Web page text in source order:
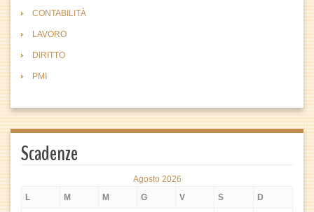
CONTABILITÀ
LAVORO
DIRITTO
PMI
Scadenze
Agosto 2026
L
M M G V S D